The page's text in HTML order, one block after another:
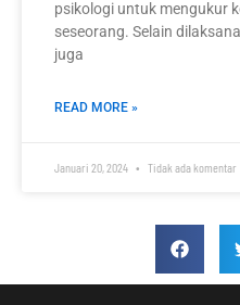
psikologi untuk mengukur
seseorang. Selain
juga
READ MORE »
Januari 20, 2024 Tidak ada komentar